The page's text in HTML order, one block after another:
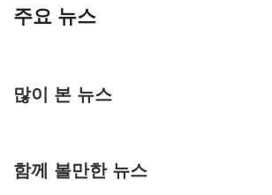
주요 뉴스
많이 본 뉴스
함께 볼만한 뉴스